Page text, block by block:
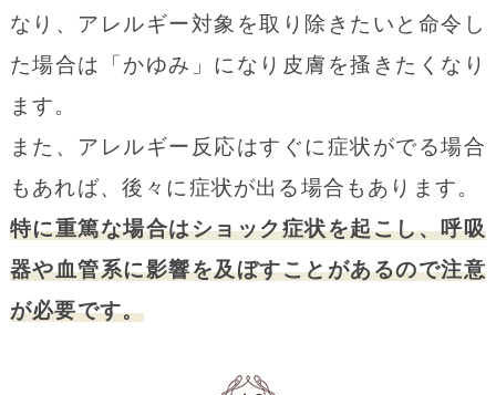
なり、アレルギー対象を取り除きたいと命令し
た場合は「かゆみ」になり皮膚を搔きたくなり
ます。
また、アレルギー反応はすぐに症状がでる場合
もあれば、後々に症状が出る場合もあります。
特に重篤な場合はショック症状を起こし、呼吸
器や血管系に影響を及ぼすことがあるので注意
が必要です。